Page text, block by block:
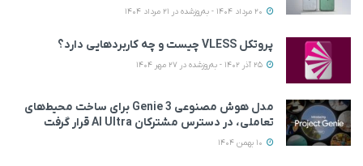
پروتکل VLESS چیست و چه کاربردهایی دارد؟
مدل هوش مصنوعی Genie 3 برای ساخت محیط‌های
تعاملی، در دسترس مشترکان AI Ultra قرار گرفت